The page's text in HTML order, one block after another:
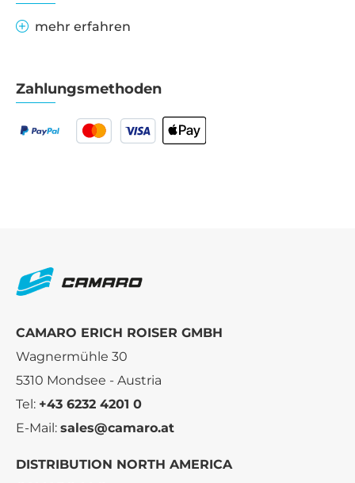
mehr erfahren
Zahlungsmethoden
CAMARO ERICH ROISER GMBH
Wagnermühle 30
5310 Mondsee - Austria
Tel: +43 6232 4201 0
E-Mail: sales@camaro.at
DISTRIBUTION NORTH AMERICA